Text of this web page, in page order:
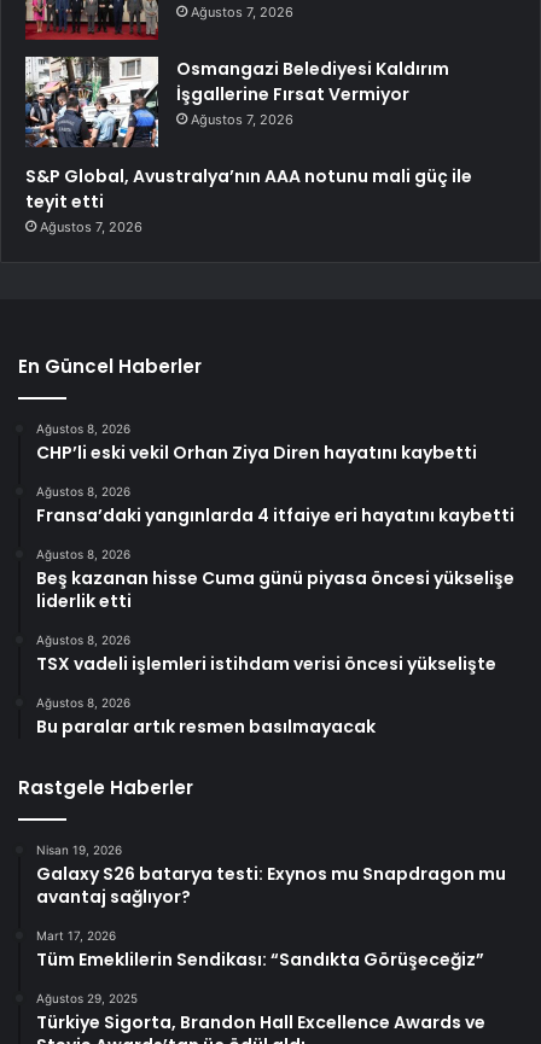
Ağustos 7, 2026
Osmangazi Belediyesi Kaldırım
İşgallerine Fırsat Vermiyor
Ağustos 7, 2026
S&P Global, Avustralya’nın AAA notunu mali güç ile
teyit etti
Ağustos 7, 2026
En Güncel Haberler
Ağustos 8, 2026
CHP’li eski vekil Orhan Ziya Diren hayatını kaybetti
Ağustos 8, 2026
Fransa’daki yangınlarda 4 itfaiye eri hayatını kaybetti
Ağustos 8, 2026
Beş kazanan hisse Cuma günü piyasa öncesi yükselişe
liderlik etti
Ağustos 8, 2026
TSX vadeli işlemleri istihdam verisi öncesi yükselişte
Ağustos 8, 2026
Bu paralar artık resmen basılmayacak
Rastgele Haberler
Nisan 19, 2026
Galaxy S26 batarya testi: Exynos mu Snapdragon mu
avantaj sağlıyor?
Mart 17, 2026
Tüm Emeklilerin Sendikası: “Sandıkta Görüşeceğiz”
Ağustos 29, 2025
Türkiye Sigorta, Brandon Hall Excellence Awards ve